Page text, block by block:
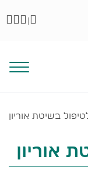
|
בשיטת אוריון
אוריון